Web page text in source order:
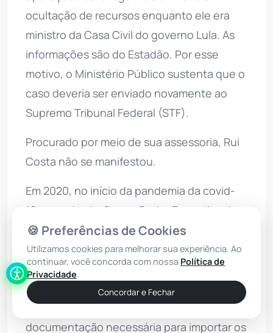
ocultação de recursos enquanto ele era
ministro da Casa Civil do governo Lula. As
informações são do Estadão. Por esse
motivo, o Ministério Público sustenta que o
caso deveria ser enviado novamente ao
Supremo Tribunal Federal (STF).
Procurado por meio de sua assessoria, Rui
Costa não se manifestou.
Em 2020, no início da pandemia da covid-
19, quando chefiava o Poder Executivo da
Bahia e era presidente do consórcio dos
governadores do Nordeste, Rui Costa
assinou um contrato de R$ 48 milhões para
compra de respiradores pulmonares com
uma empresa que não tinha a
documentação necessária para importar os
🍪 Preferências de Cookies
Utilizamos cookies para melhorar sua experiência. Ao
continuar, você concorda com nossa Política de
Privacidade.
Concordar e Fechar